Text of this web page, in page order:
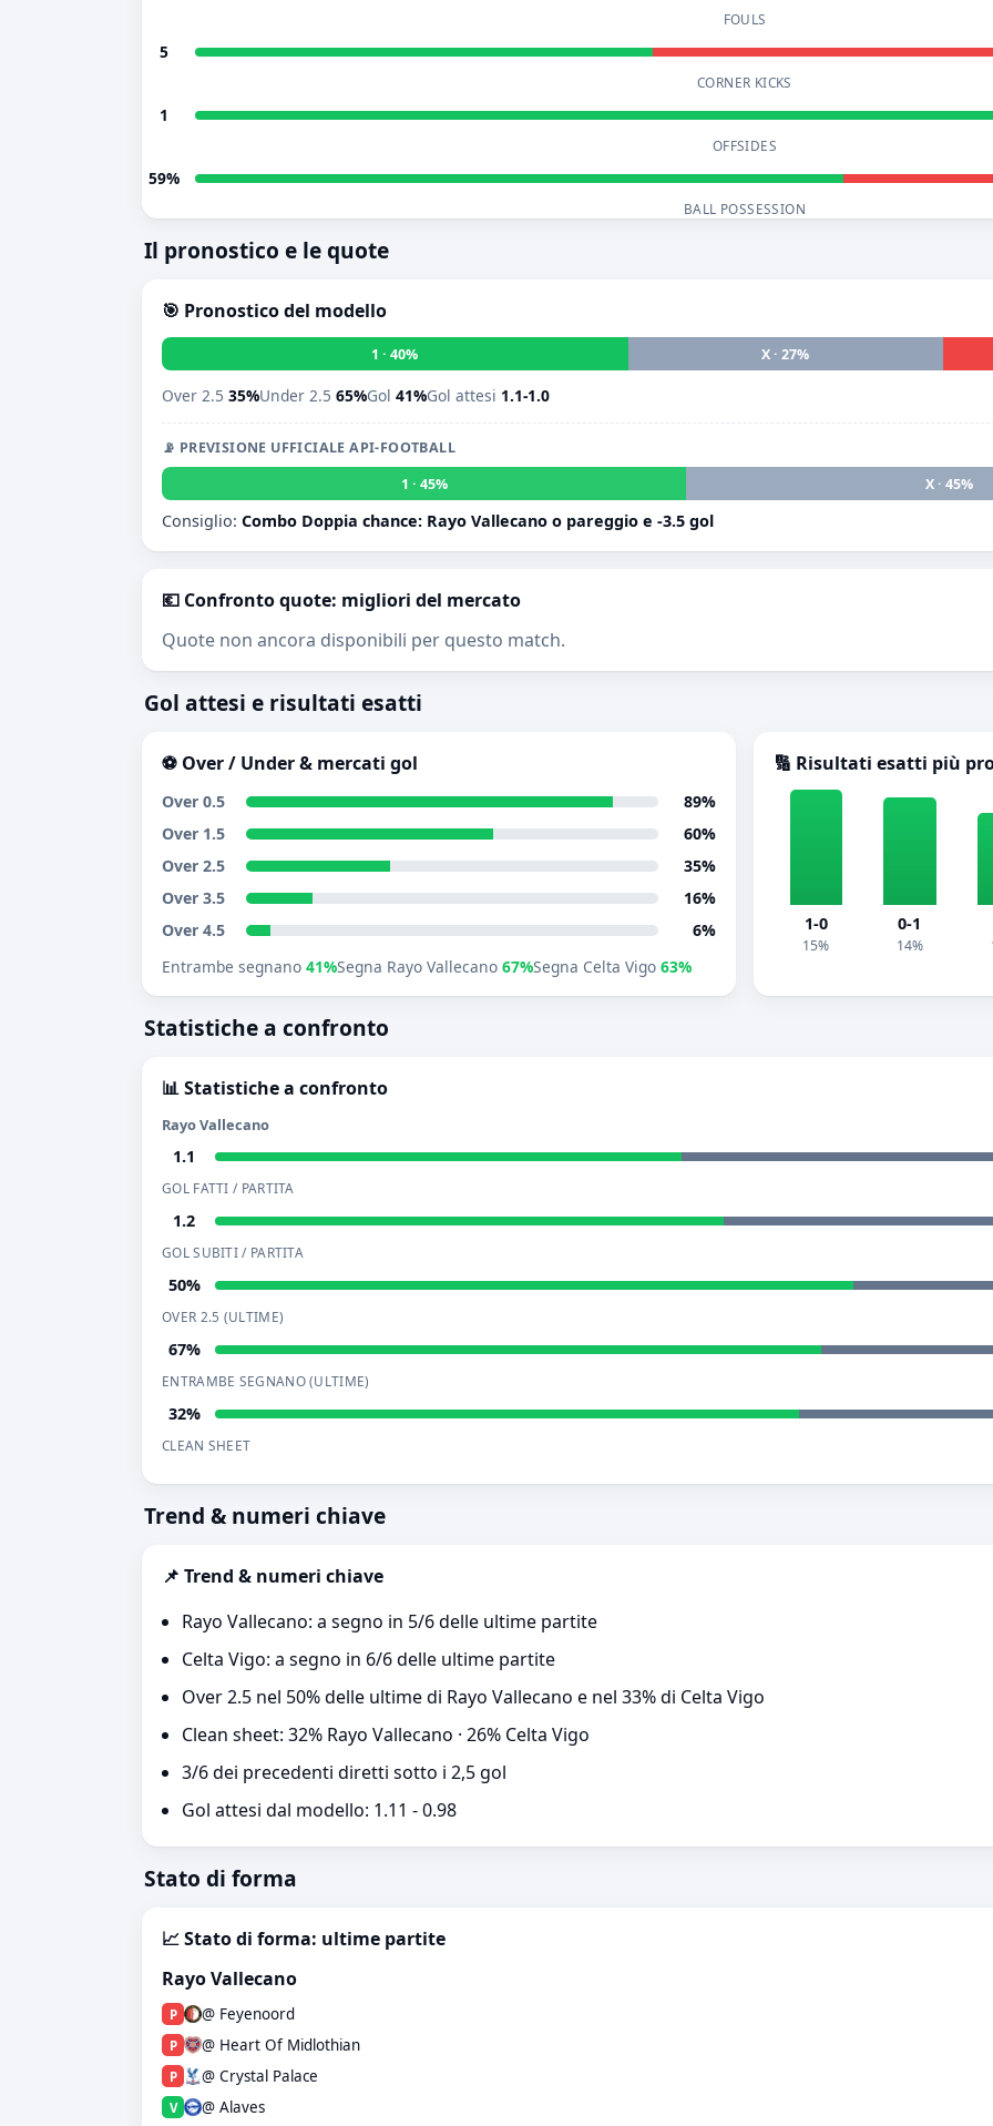
FOULS
5
CORNER KICKS
1
OFFSIDES
59%
BALL POSSESSION
Il pronostico e le quote
🎯 Pronostico del modello
1 · 40% X · 27%
Over 2.5 35%Under 2.5 65%Gol 41%Gol attesi 1.1-1.0
📡 PREVISIONE UFFICIALE API-FOOTBALL
1 · 45%
X · 45%
Consiglio: Combo Doppia chance: Rayo Vallecano o pareggio e -3.5 gol
💶 Confronto quote: migliori del mercato
Quote non ancora disponibili per questo match.
Gol attesi e risultati esatti
⚽ Over / Under & mercati gol
Over 0.5
89%
Over 1.5
60%
Over 2.5
35%
Over 3.5
16%
Over 4.5
6%
Entrambe segnano 41%Segna Rayo Vallecano 67%Segna Celta Vigo 63%
🔢 Risultati esatti più
1-0
15%
0-1
14%
Statistiche a confronto
📊 Statistiche a confronto
Rayo Vallecano
1.1
GOL FATTI / PARTITA
1.2
GOL SUBITI / PARTITA
50%
OVER 2.5 (ULTIME)
67%
ENTRAMBE SEGNANO (ULTIME)
32%
CLEAN SHEET
Trend & numeri chiave
📌 Trend & numeri chiave
Rayo Vallecano: a segno in 5/6 delle ultime partite
Celta Vigo: a segno in 6/6 delle ultime partite
Over 2.5 nel 50% delle ultime di Rayo Vallecano e nel 33% di Celta Vigo
Clean sheet: 32% Rayo Vallecano · 26% Celta Vigo
3/6 dei precedenti diretti sotto i 2,5 gol
Gol attesi dal modello: 1.11 - 0.98
Stato di forma
📈 Stato di forma: ultime partite
Rayo Vallecano
P @ Feyenoord
P @ Heart Of Midlothian
P @ Crystal Palace
V @ Alaves